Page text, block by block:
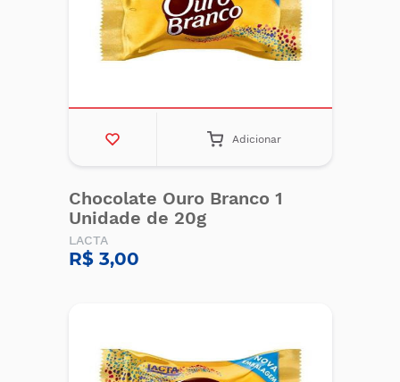
Adicionar
Chocolate Ouro Branco 1
Unidade de 20g
LACTA
R$ 3,00